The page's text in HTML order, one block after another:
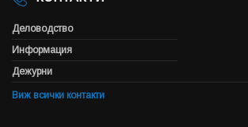
Деловодство
Информация
Дежурни
Виж всички контакти